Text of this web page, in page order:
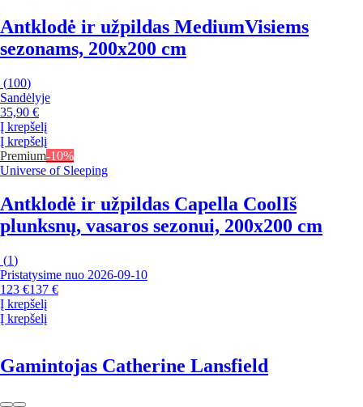
Antklodė ir užpildas MediumVisiems
sezonams, 200x200 cm
(100)
Sandėlyje
35,90 €
Į krepšelį
Į krepšelį
Premium-10%
Universe of Sleeping
Antklodė ir užpildas Capella CoolIš
plunksnų, vasaros sezonui, 200x200 cm
(1)
Pristatysime nuo 2026‑09‑10
123 €137 €
Į krepšelį
Į krepšelį
Gamintojas Catherine Lansfield